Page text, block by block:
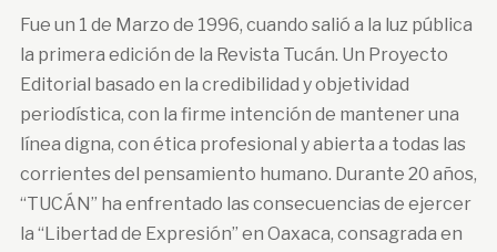
Fue un 1 de Marzo de 1996, cuando salió a la luz pública
la primera edición de la Revista Tucán. Un Proyecto
Editorial basado en la credibilidad y objetividad
periodística, con la firme intención de mantener una
línea digna, con ética profesional y abierta a todas las
corrientes del pensamiento humano. Durante 20 años,
“TUCÁN” ha enfrentado las consecuencias de ejercer
la “Libertad de Expresión” en Oaxaca, consagrada en